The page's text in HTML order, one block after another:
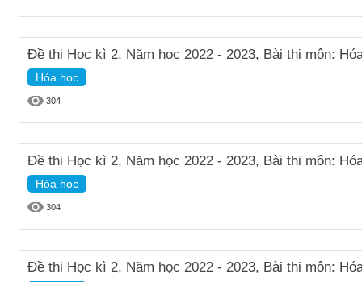
Đề thi Học kì 2, Năm học 2022 - 2023, Bài thi môn:
Hóa học
304
Đề thi Học kì 2, Năm học 2022 - 2023, Bài thi môn:
Hóa học
304
Đề thi Học kì 2, Năm học 2022 - 2023, Bài thi môn: